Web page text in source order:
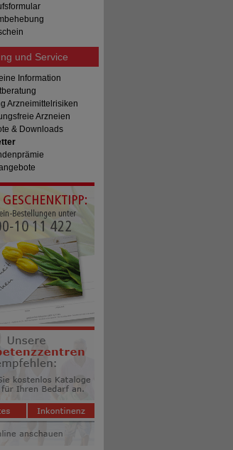
und Service
Information
Arzneimittelrisiken
Arzneien
& Downloads